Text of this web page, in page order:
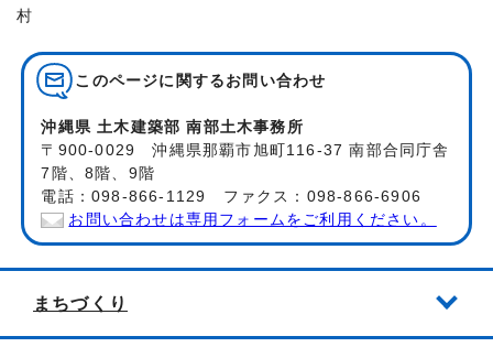
村
このページに関する お問い合わせ
沖縄県 土木建築部 南部土木事務所
〒900-0029 沖縄県那覇市旭町116-37 南部合同庁舎
7階、8階、9階
電話：098-866-1129 ファクス：098-866-6906
お問い合わせは専用フォームをご利用ください。
まちづくり